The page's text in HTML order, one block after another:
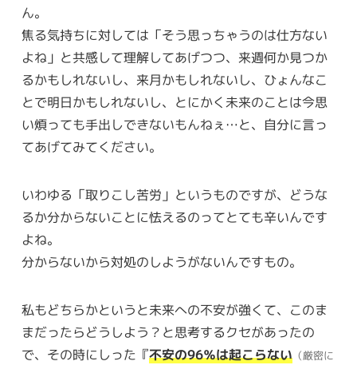
ん。
焦る気持ちに対しては「そう思っちゃうのは仕方ない
よね」と共感して理解してあげつつ、来週何か見つか
るかもしれないし、来月かもしれないし、ひょんなこ
とで明日かもしれないし、とにかく未来のことは今思
い煩っても手出しできないもんねぇ…と、自分に言っ
てあげてみてください。
いわゆる「取りこし苦労」というものですが、どうな
るか分からないことに怯えるのってとても辛いんです
よね。
分からないから対処のしようがないんですもの。
私もどちらかというと未来への不安が強くて、このま
まだったらどうしよう？と思考するクセがあったの
で、その時にしった『不安の96％は起こらない（厳密に